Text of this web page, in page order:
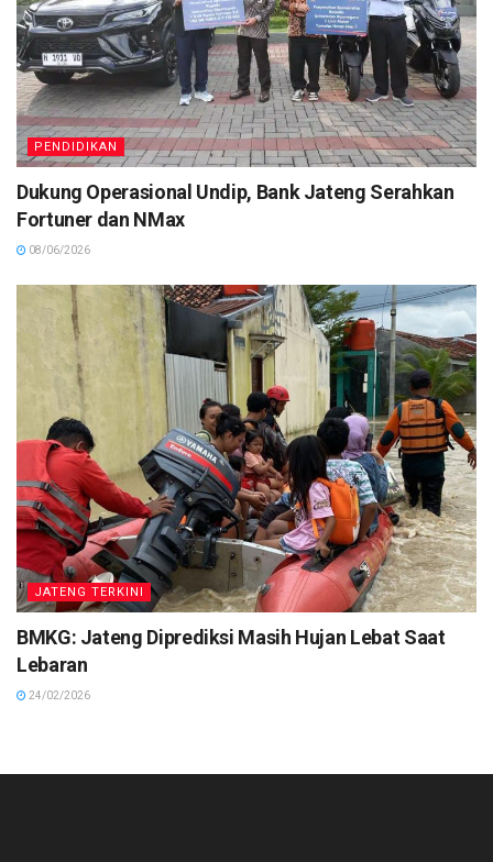
PENDIDIKAN
Dukung Operasional Undip, Bank Jateng Serahkan
Fortuner dan NMax
08/06/2026
JATENG TERKINI
BMKG: Jateng Diprediksi Masih Hujan Lebat Saat
Lebaran
24/02/2026